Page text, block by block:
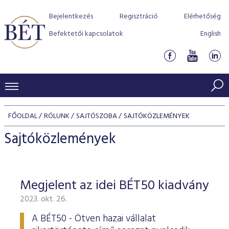
Bejelentkezés Regisztráció
Elérhetőség
Befektetői kapcsolatok
English
KERESKEDÉSI ADATOK
INDEXEK
Jelzáloglevél indexek
Vállalati kötvény indexek
Azonnali Piac
Részvények
Származékos piac
BEFEKTETŐK
Részvény szekció
Hitelpapír szekció
BÉT szabályzatok
Befektetővédelem
Alkalmazott díjstruktúra
Elszámolás
Részvény és vállalati kötvény tőzsdei bevezetését
program
BÉT Xtend - Részvénypiac egyszerűen
TŐZSDETAGOK
Tőzsdetagok, üzletkötők
VENDOROK
FŐOLDAL RÓLUNK SAJTÓSZOBA SAJTÓKÖZLEMÉNYEK
Sajtóközlemények
Megjelent az idei BÉT50 kiadvány
2023. okt. 26.
A BÉT50 - Ötven hazai vállalat